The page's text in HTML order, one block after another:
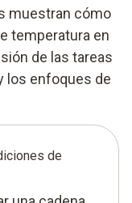
muestran cómo
temperatura en
de las tareas
los enfoques de
de